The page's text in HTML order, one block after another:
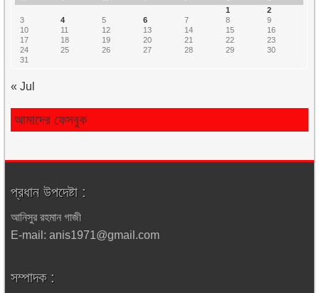
1
2
3
4 5 6 7 8
9
10
11 12 13 14 15
16
17
18 19 20 21 22
23
24
25 26 27 28 29
30
31
« Jul
আমাদের ফেসবুক
প্রধান উপদেষ্টা :
আনিসুর রহমান গাজী
E-mail: anis1971@gmail.com
সম্পাদক :